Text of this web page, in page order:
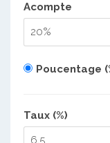
Acompte
Poucentage
Taux (%)